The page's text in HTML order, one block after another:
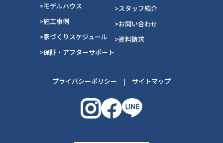
>モデルハウス
>施工事例
>家づくりスケジュール
>保証・アフターサポート
>スタッフ紹介
>お問い合わせ
>資料請求
プライバシーポリシー | サイトマップ